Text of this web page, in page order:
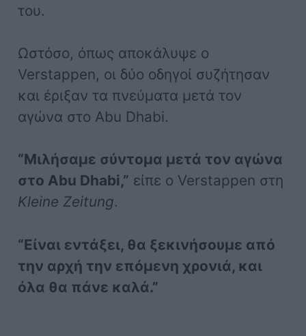
του.
Ωστόσο, όπως αποκάλυψε ο
Verstappen, οι δύο οδηγοί συζήτησαν
και έριξαν τα πνεύματα μετά τον
αγώνα στο Abu Dhabi.
“Μιλήσαμε σύντομα μετά τον αγώνα
στο Abu Dhabi,” είπε ο Verstappen στη
Kleine Zeitung.
“Είναι εντάξει, θα ξεκινήσουμε από
την αρχή την επόμενη χρονιά, και
όλα θα πάνε καλά.”